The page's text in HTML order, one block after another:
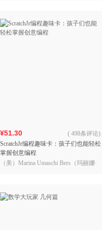
¥51.30
ScratchJr编程趣味卡：孩子们也能轻松
掌握创意编程
( 498条评论)
（美）Marina Umaschi Bers（玛丽娜·